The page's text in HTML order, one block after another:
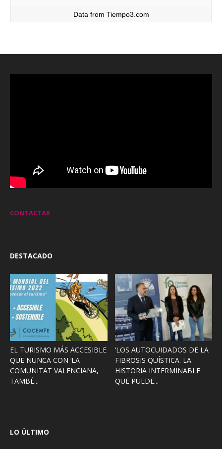
Data from Tiempo3.com
CONTACTAR
DESTACADO
EL TURISMO MÁS ACCESIBLE
QUE NUNCA CON ‘LA
COMUNITAT VALENCIANA,
TAMBÉ...
‘LOS AUTOCUIDADOS DE LA
FIBROSIS QUÍSTICA. LA
HISTORIA INTERMINABLE
QUE PUEDE...
LO ÚLTIMO